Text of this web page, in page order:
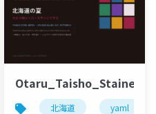
北海道 yaml